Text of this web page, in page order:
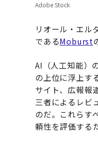
Adobe Stock
リオール・エル
であるMoburst
AI（人工知能）
の上位に浮上す
サイト、広報報
三者によるレビ
のだ。これらす
頼性を評価する